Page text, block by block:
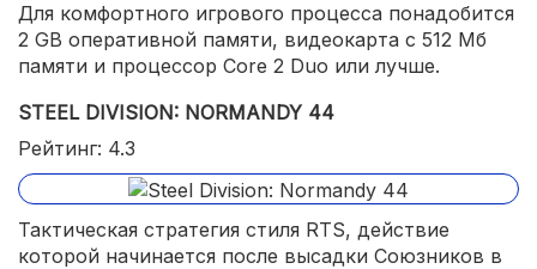
Для комфортного игрового процесса понадобится
2 GB оперативной памяти, видеокарта с 512 Мб
памяти и процессор Core 2 Duo или лучше.
STEEL DIVISION: NORMANDY 44
Рейтинг: 4.3
Тактическая стратегия стиля RTS, действие
которой начинается после высадки Союзников в